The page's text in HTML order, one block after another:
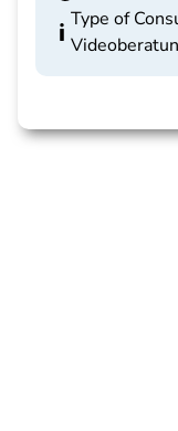
Type of